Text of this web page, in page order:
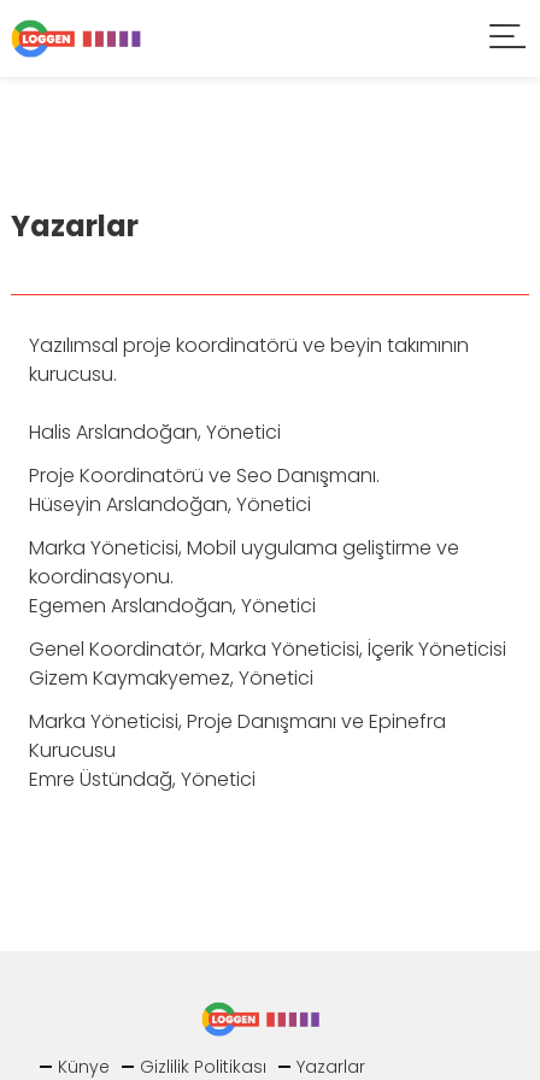
Yazarlar
Yazılımsal proje koordinatörü ve beyin takımının
kurucusu.
Halis Arslandoğan, Yönetici
Proje Koordinatörü ve Seo Danışmanı.
Hüseyin Arslandoğan, Yönetici
Marka Yöneticisi, Mobil uygulama geliştirme ve
koordinasyonu.
Egemen Arslandoğan, Yönetici
Genel Koordinatör, Marka Yöneticisi, İçerik Yöneticisi
Gizem Kaymakyemez, Yönetici
Marka Yöneticisi, Proje Danışmanı ve Epinefra
Kurucusu
Emre Üstündağ, Yönetici
Künye Gizlilik Politikası
Yazarlar